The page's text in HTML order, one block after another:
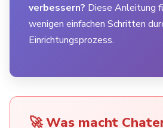
verbessern? Diese Anleitung
wenigen einfachen Schritten
Einrichtungsprozess.
🚀 Was macht